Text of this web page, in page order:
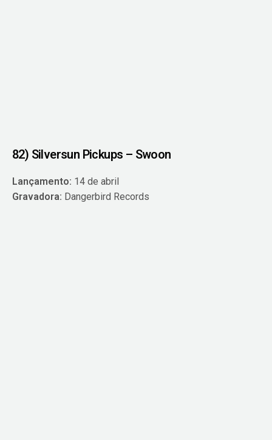
82) Silversun Pickups – Swoon
Lançamento: 14 de abril
Gravadora: Dangerbird Records